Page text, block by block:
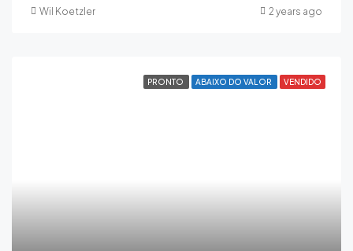
Wil Koetzler 2 years ago
PRONTO ABAIXO DO VALOR VENDIDO